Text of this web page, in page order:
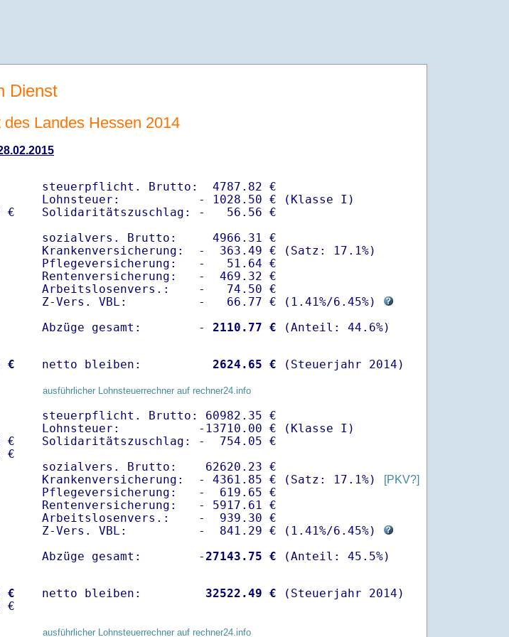
Dienst
Landes Hessen 2014
steuerpflicht. Brutto:  4787.82 €
Lohnsteuer:           - 1028.50 € (Klasse I)
Solidaritätszuschlag: -   56.56 €
sozialvers. Brutto:     4966.31 €
Krankenversicherung:  -  363.49 € (Satz: 17.1%)
Pflegeversicherung:   -   51.64 €
Rentenversicherung:   -  469.32 €
Arbeitslosenvers.:    -   74.50 €
Z-Vers. VBL:          -   66.77 € ( 1.41%/6.45%)
Abzüge gesamt:        -
2110.77 €
€ netto bleiben: 2624.65 € (Steuerjahr 2014)
ausführlicher Lohnsteuerrechner auf rechner24.info
€
steuerpflicht. Brutto: 60982.35 €
Lohnsteuer:           -13710.00 € (Klasse I)
Solidaritätszuschlag: -  754.05 €
sozialvers. Brutto:    62620.23 €
Krankenversicherung:  - 4361.85 € (Satz: 17.1%)
[PKV?]
Pflegeversicherung:   -  619.65 €
Rentenversicherung:   - 5917.61 €
Arbeitslosenvers.:    -  939.30 €
Z-Vers. VBL:          -  841.29 € ( 1.41%/6.45%)
Abzüge gesamt:        -27143.75 €
€
netto bleiben: 32522.49 € (Steuerjahr 2014)
ausführlicher Lohnsteuerrechner auf rechner24.info